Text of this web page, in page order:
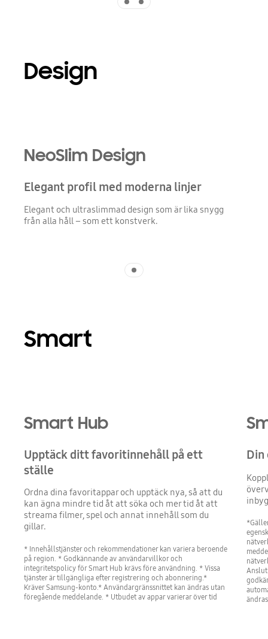
Design
NeoSlim Design
Elegant profil med moderna linjer
Elegant och ultraslimmad design som är lika snygg
från alla håll – som ett konstverk.
Smart
Smart Hub
Upptäck ditt favoritinnehåll på ett
ställe
Ordna dina favoritappar och upptäck nya, så att du
kan ägna mindre tid åt att söka och mer tid åt att
streama filmer, spel och annat innehåll som du
gillar.
* Innehållstjänster och rekommendationer kan variera beroende
på region. * Godkännande av användarvillkor och
integritetspolicy för Smart Hub krävs före användning. * Vissa
tjänster är tillgängliga efter registrering och abonnering.*
Kräver Samsung-konto.* Användargränssnittet kan ändras utan
föregående meddelande. * Utbudet av appar varierar över tid
Din